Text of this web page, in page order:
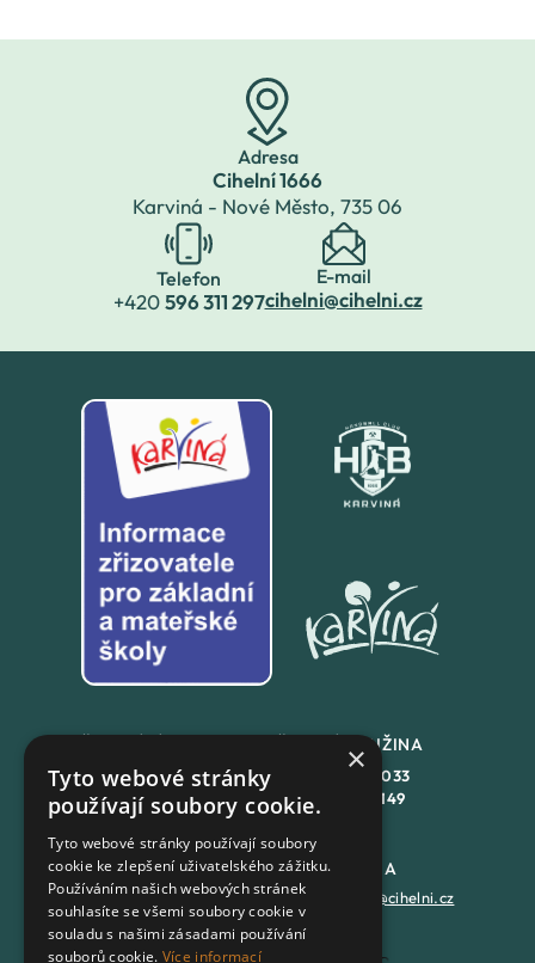
Někdy jsme se
Adresa
Cihelní 1666
Karviná - Nové Město, 735 06
Telefon
+420596 311 297
E-mail
cihelni@cihelni.cz
+420558 846 032
+420702 167 150
ŠKOLNÍ DRUŽINA
558 846 033
+420
702 167 149
DATOVÁ SCHRÁNKA
7batxeb
PODATELNA
epodatelna@cihelni.cz
×
Tyto webové stránky
používají soubory cookie.
Tyto webové stránky používají soubory
cookie ke zlepšení uživatelského zážitku.
Používáním našich webových stránek
souhlasíte se všemi soubory cookie v
souladu s našimi zásadami používání
souborů cookie. Více informací